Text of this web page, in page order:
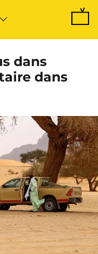
dans
dans